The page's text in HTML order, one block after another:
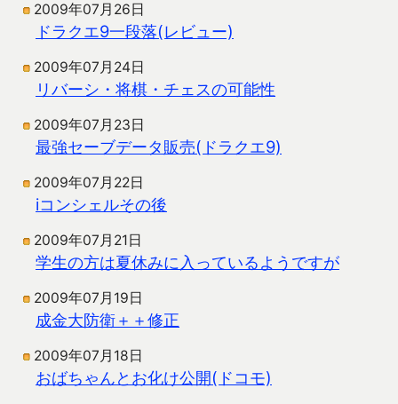
2009年07月26日
ドラクエ9一段落(レビュー)
2009年07月24日
リバーシ・将棋・チェスの可能性
2009年07月23日
最強セーブデータ販売(ドラクエ9)
2009年07月22日
iコンシェルその後
2009年07月21日
学生の方は夏休みに入っているようですが
2009年07月19日
成金大防衛＋＋修正
2009年07月18日
おばちゃんとお化け公開(ドコモ)